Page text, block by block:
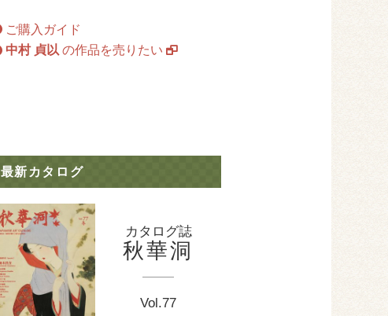
ご購入ガイド
中村 貞以 の作品を売りたい
最新カタログ
カタログ誌
秋華洞
Vol.77